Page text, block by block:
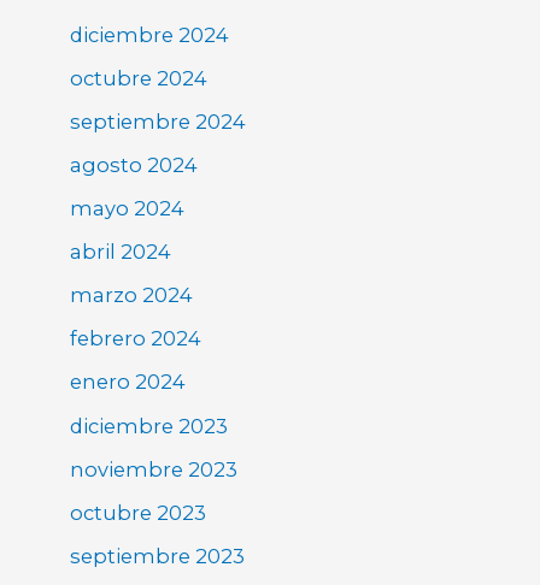
diciembre 2024
octubre 2024
septiembre 2024
agosto 2024
mayo 2024
abril 2024
marzo 2024
febrero 2024
enero 2024
diciembre 2023
noviembre 2023
octubre 2023
septiembre 2023